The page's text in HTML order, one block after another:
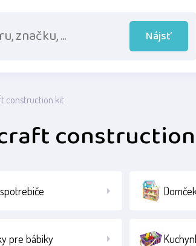
Nájsť
construction kit
pre bábiky